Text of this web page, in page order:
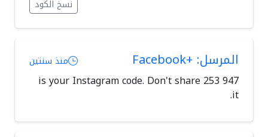
نسخ الكود
المرسل: +Facebook منذ سنتين
947 253 is your Instagram code. Don't share
it.